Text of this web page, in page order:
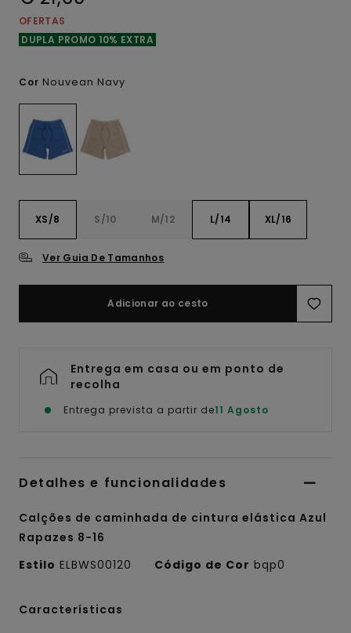
OFERTAS
DUPLA PROMO 10% EXTRA
Cor Nouvean Navy
XS/8 S/10 M/12 L/14 XL/16
Ver Guia De Tamanhos
Adicionar ao cesto
Entrega em casa ou em ponto de
recolha
Entrega prevista a partir de11 Agosto
Detalhes e funcionalidades
Calções de caminhada de cintura elástica Azul
Rapazes 8-16
Estilo ELBWS00120 Código de Cor bqp0
Características